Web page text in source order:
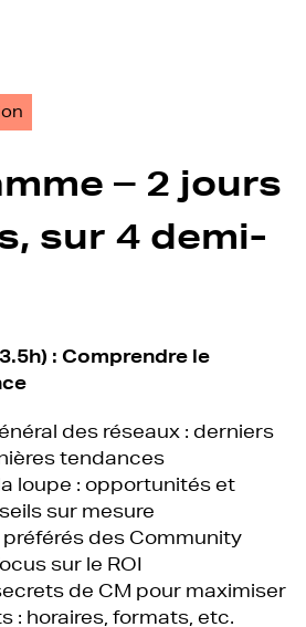
– 2 jours
sur 4 demi-
: Comprendre le
des réseaux : derniers
tendances
loupe : opportunités et
sur mesure
des Community
sur le ROI
de CM pour maximiser
: horaires, formats, etc.